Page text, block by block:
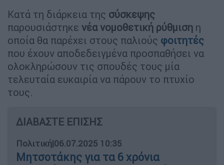
Κατά τη διάρκεια της σύσκεψης
παρουσιάστηκε νέα νομοθετική ρύθμιση η
οποία θα παρέχει στους παλιούς φοιτητές
που έχουν αποδεδειγμένα προσπαθήσει να
ολοκληρώσουν τις σπουδές τους μία
τελευταία ευκαιρία να πάρουν το πτυχίο
τους.
ΔΙΑΒΑΣΤΕ ΕΠΙΣΗΣ
Πολιτική|06.07.2025 10:35
Μητσοτάκης για τα 6 χρόνια